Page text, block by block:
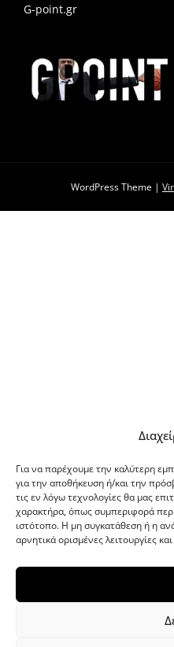
Για να παρέχουμε την καλύτερη
για την αποθήκευση ή/και την
τις εν λόγω τεχνολογίες θα μας
χαρακτήρα, όπως συμπεριφορά
ιστότοπο. Η μη συγκατάθεση ή η
αρνητικά ορισμένες λειτουργίες
G-point.gr
WordPress Theme |